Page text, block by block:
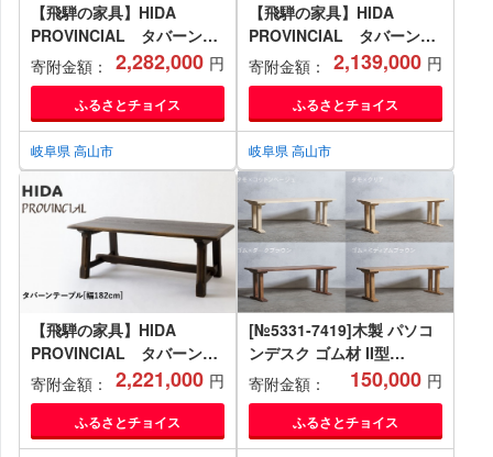
【飛騨の家具】HIDA
PROVINCIAL タバーンテ
ーブル 幅197（P3）|家具
机 テーブル ダイニング 人
気 おすすめ 新生活 国産 イ
ンテリア アンティーク 飛騨
家具 飛騨産業 CG372
寄附金額： 2,282,000 円
ふるさとチョイス
岐阜県 高山市
【飛騨の家具】HIDA
PROVINCIAL タバーンテ
ーブル（Xフレーム）幅
165（P19）|家具 机 テーブ
ル ダイニング 人気 おすす
め 新生活 国産 インテリア
アンティーク 飛騨家具 飛騨
産業 CG373
寄附金額： 2,139,000 円
ふるさとチョイス
岐阜県 高山市
【飛騨の家具】HIDA
PROVINCIAL タバーンテ
ーブル 幅182（P32）|家
具 机 テーブル ダイニング
人気 おすすめ 新生活 国産
インテリア アンティーク 飛
寄附金額： 2,221,000 円
ふるさとチョイス
[№5331-7419]木製 パソコ
ンデスク ゴム材 II型
W120×D60×H37ｃｍ 選べ
る4色 岐阜県 安八町 コット
ンベージュ
寄附金額： 150,000 円
ふるさとチョイス